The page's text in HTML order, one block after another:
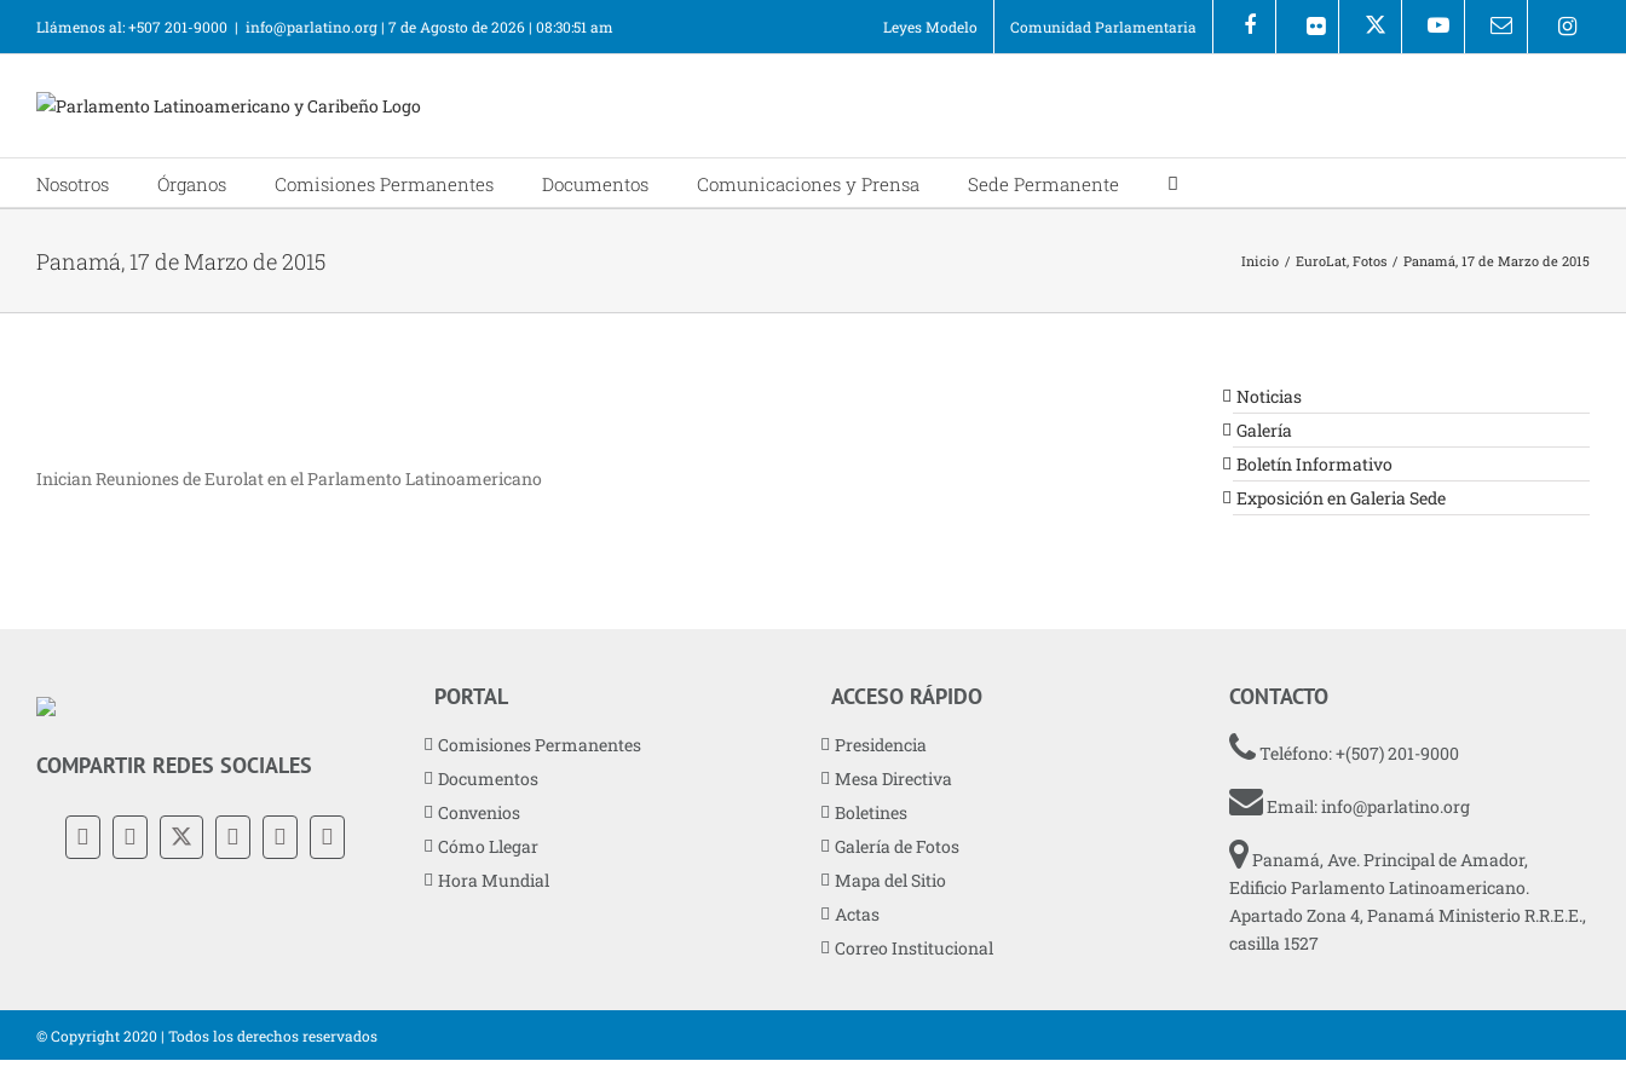
Llámenos al: +507 201-9000 | info@parlatino.org| 7 de Agosto de 2026| 08:30:51 am Leyes Modelo Comunidad Parlamentaria
Nosotros Órganos Comisiones Permanentes Documentos Comunicaciones y Prensa Sede Permanente
Panamá, 17 de Marzo de 2015 Inicio / EuroLat, Fotos / Panamá, 17 de Marzo de 2015
Inician Reuniones de Eurolat en el Parlamento Latinoamericano
Noticias
Galería
Boletín Informativo
Exposición en Galeria Sede
COMPARTIR REDES SOCIALES
PORTAL
Comisiones Permanentes
Documentos
Convenios
Cómo Llegar
Hora Mundial
ACCESO RÁPIDO
Presidencia
Mesa Directiva
Boletines
Galería de Fotos
Mapa del Sitio
Actas
Correo Institucional
CONTACTO
Teléfono: +(507) 201-9000
Email:info@parlatino.org
Panamá, Ave. Principal de Amador,
Edificio Parlamento Latinoamericano.
Apartado Zona 4, Panamá Ministerio R.R.E.E.,
casilla 1527
© Copyright 2020 | Todos los derechos reservados